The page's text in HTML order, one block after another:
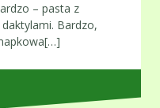
– pasta z
Bardzo,